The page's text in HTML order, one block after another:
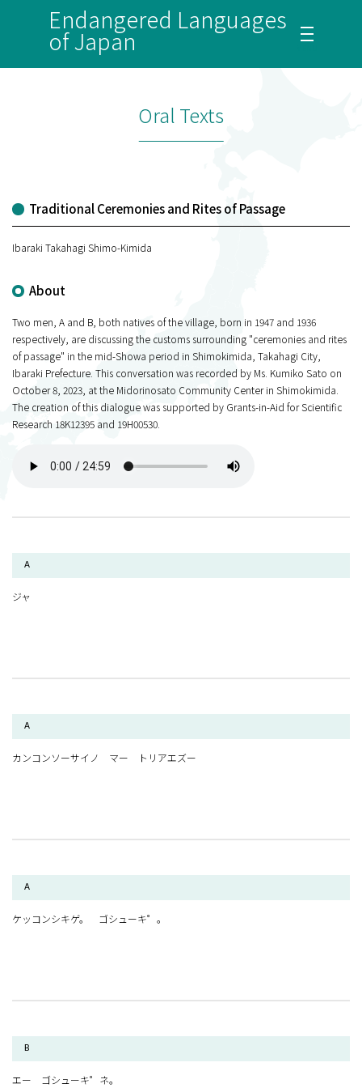
Endangered Languages
of Japan
Oral Texts
Traditional Ceremonies and Rites of Passage
Ibaraki Takahagi Shimo-Kimida
About
Two men, A and B, both natives of the village, born in 1947 and 1936
respectively, are discussing the customs surrounding "ceremonies and rites
of passage" in the mid-Showa period in Shimokimida, Takahagi City,
Ibaraki Prefecture. This conversation was recorded by Ms. Kumiko Sato on
October 8, 2023, at the Midorinosato Community Center in Shimokimida.
The creation of this dialogue was supported by Grants-in-Aid for Scientific
Research 18K12395 and 19H00530.
A
ジャ
A
カンコンソーサイノ マー トリアエズー
A
ケッコンシキゲ。 ゴシューキ゜。
B
エー ゴシューキ゜ネ。